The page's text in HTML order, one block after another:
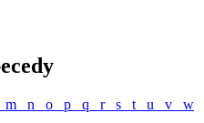
m n o p q r s t u v
w